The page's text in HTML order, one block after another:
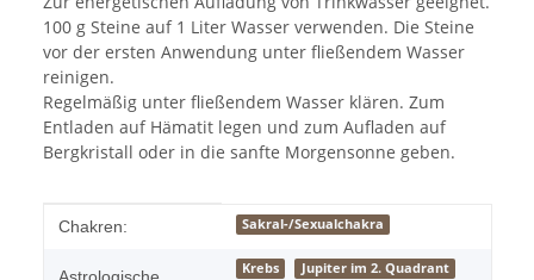
100 g Steine auf 1 Liter Wasser verwenden. Die Steine
vor der ersten Anwendung unter fließendem Wasser
reinigen.
Regelmäßig unter fließendem Wasser klären. Zum
Entladen auf Hämatit legen und zum Aufladen auf
Bergkristall oder in die sanfte Morgensonne geben.
Produkteigenschaft
Wert
Chakren: Sakral-/Sexualchakra
Astrologische
Krebs
Jupiter im 2. Quadrant